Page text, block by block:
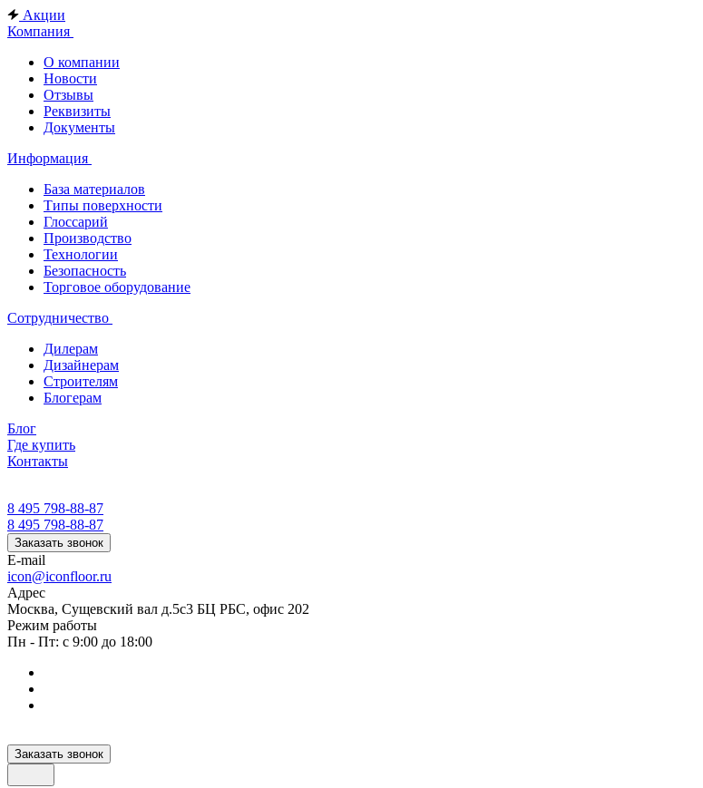
Акции
Компания
О компании
Новости
Отзывы
Реквизиты
Документы
Информация
База материалов
Типы поверхности
Глоссарий
Производство
Технологии
Безопасность
Торговое оборудование
Сотрудничество
Дилерам
Дизайнерам
Строителям
Блогерам
Блог
Где купить
Контакты
8 495 798-88-87
8 495 798-88-87
Заказать звонок
E-mail
icon@iconfloor.ru
Адрес
Москва, Сущевский вал д.5с3 БЦ РБС, офис 202
Режим работы
Пн - Пт: с 9:00 до 18:00
Заказать звонок